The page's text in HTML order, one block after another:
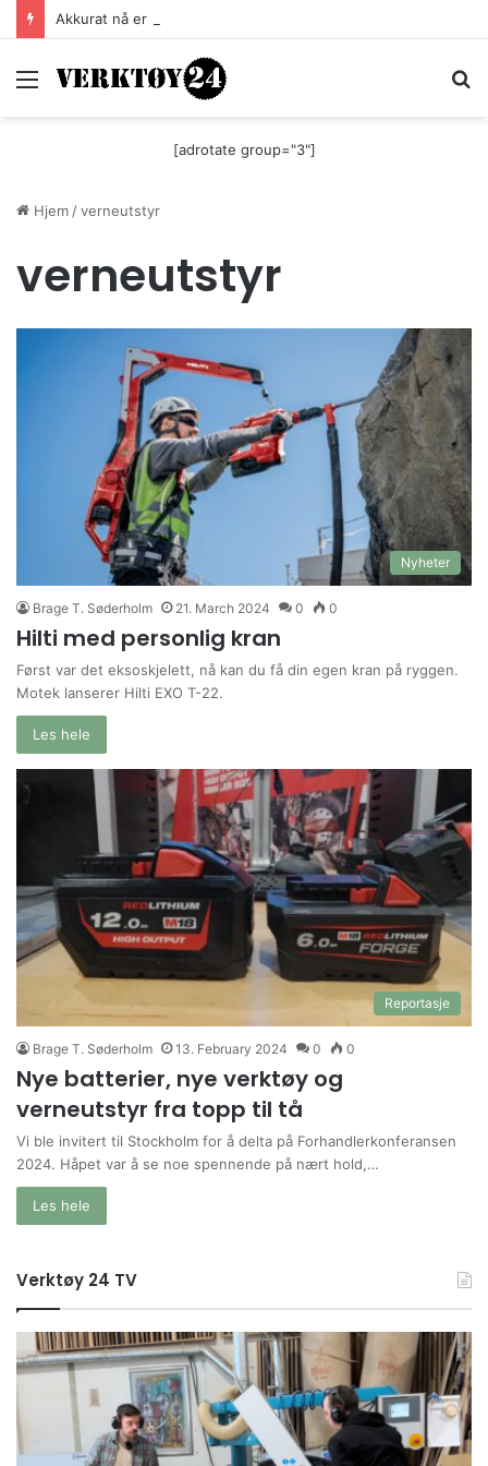
Akkurat nå er batteri-bordsaga til Festool billigere
Meny
[adrotate group="3"]
Hjem /verneutstyr
verneutstyr
Nyheter
Brage T. Søderholm 21. March 2024 0 0
Hilti med personlig kran
Først var det eksoskjelett, nå kan du få din egen kran på ryggen.
Motek lanserer Hilti EXO T-22.
Les hele
Reportasje
Brage T. Søderholm 13. February 2024 0 0
Nye batterier, nye verktøy og
verneutstyr fra topp til tå
Vi ble invitert til Stockholm for å delta på Forhandlerkonferansen
2024. Håpet var å se noe spennende på nært hold,…
Les hele
Verktøy 24 TV